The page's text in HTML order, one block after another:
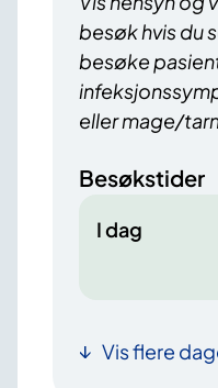
besøk hvis du
besøke
eller mage/
Besøkstider
I dag
Vis flere